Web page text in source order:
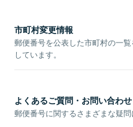
市町村変更情報
郵便番号を公表した市町村の一
しています。
よくあるご質問・お問い合わせ
郵便番号に関するさまざまな疑問